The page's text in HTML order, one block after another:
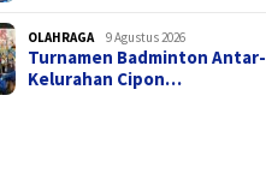
OLAHRAGA 9 Agustus 2026
Turnamen Badminton Antar-
Kelurahan Cipon…